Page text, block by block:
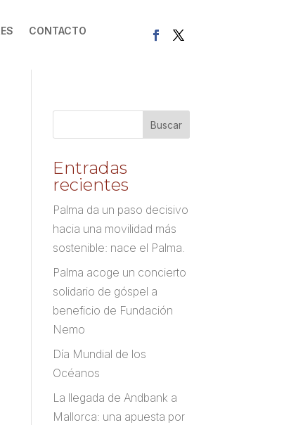
CONTACTO
Entradas
recientes
Palma da un paso decisivo
hacia una movilidad más
sostenible: nace el Palma.
Palma acoge un concierto
solidario de góspel a
beneficio de Fundación
Nemo
Día Mundial de los
Océanos
La llegada de Andbank a
Mallorca: una apuesta por